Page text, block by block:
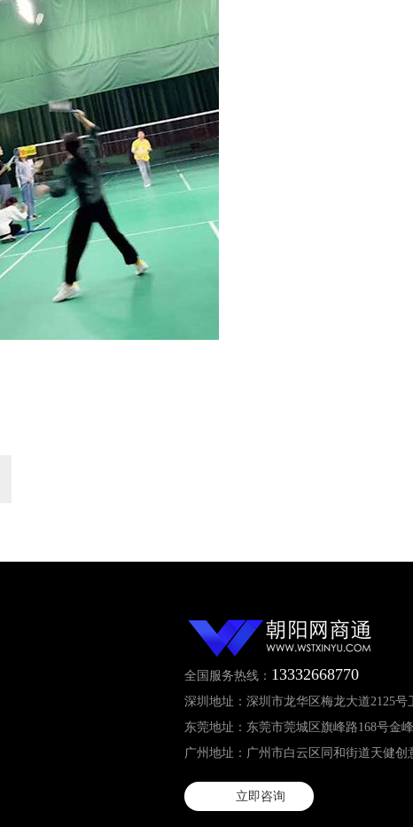
全国服务热线： 13332668770
深圳地址：深圳市龙华区梅龙大道2125号
东莞地址：东莞市莞城区旗峰路168号金
广州地址：广州市白云区同和街道天健创
立即咨询